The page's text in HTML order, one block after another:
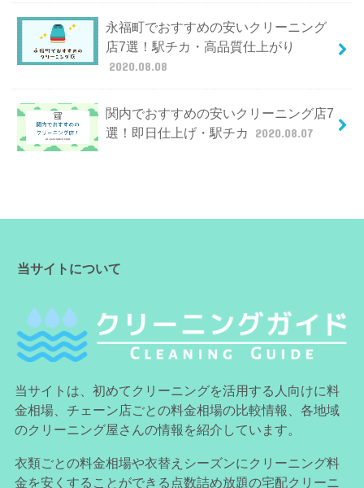
永福町でおすすめの安いクリーニング
店7選！駅チカ・高品質仕上がり
2020.08.08
関内でおすすめの安いクリーニング店7
選！即日仕上げ・駅チカ
2020.08.07
当サイトについて
当サイトは、初めてクリーニングを活用する人向けに料
金相場、チェーン店ごとの料金相場の比較情報、各地域
のクリーニング屋さんの情報を紹介しています。
衣類ごとの料金相場や衣替えシーズンにクリーニング料
金を安くすることができる点数詰め放題の宅配クリーニ